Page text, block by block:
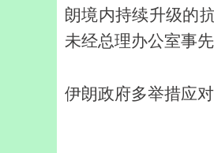
朗境内持续升级的
未经总理办公室事
伊朗政府多举措应